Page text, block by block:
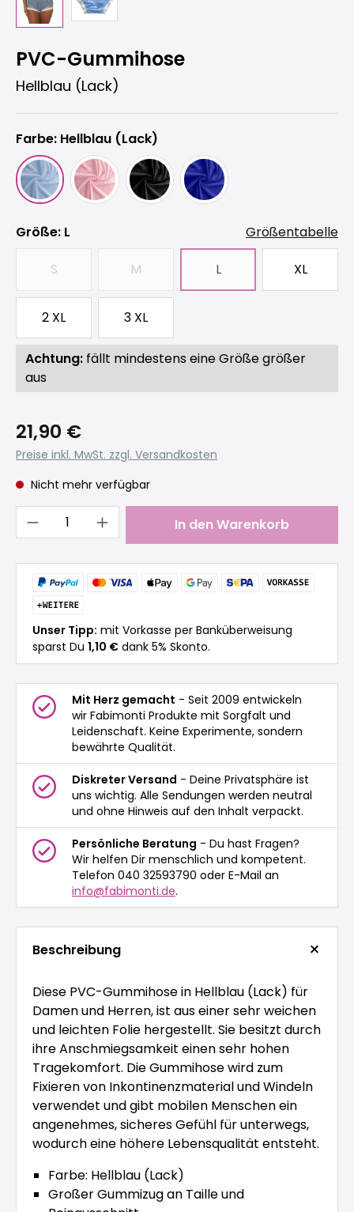
PVC-Gummihose
Hellblau (Lack)
Farbe: Hellblau (Lack)
Größeauswählen
: L Größentabelle
S
(Diese Option ist zurzeit nicht verfügbar.)
M
(Diese Option ist zurzeit nicht
L
(Diese Option ist
XL
2 XL 3 XL
Achtung: fällt mindestens eine Größe größer
aus
21,90 €
Preise inkl. MwSt. zzgl. Versandkosten
Nicht mehr verfügbar
Produkt Anzahl: Gib den
In den Warenkorb
Unser Tipp: mit Vorkasse per Banküberweisung
sparst Du 1,10 € dank 5% Skonto.
Mit Herz gemacht - Seit 2009 entwickeln
wir Fabimonti Produkte mit Sorgfalt und
Leidenschaft. Keine Experimente, sondern
bewährte Qualität.
Diskreter Versand - Deine Privatsphäre ist
uns wichtig. Alle Sendungen werden neutral
und ohne Hinweis auf den Inhalt verpackt.
Persönliche Beratung - Du hast Fragen?
Wir helfen Dir menschlich und kompetent.
Telefon 040 32593790 oder E-Mail an
info@fabimonti.de.
Beschreibung
Diese PVC-Gummihose in Hellblau (Lack) für
Damen und Herren, ist aus einer sehr weichen
und leichten Folie hergestellt. Sie besitzt durch
ihre Anschmiegsamkeit einen sehr hohen
Tragekomfort. Die Gummihose wird zum
Fixieren von Inkontinenzmaterial und Windeln
verwendet und gibt mobilen Menschen ein
angenehmes, sicheres Gefühl für unterwegs,
wodurch eine höhere Lebensqualität entsteht.
Farbe: Hellblau (Lack)
Großer Gummizug an Taille und